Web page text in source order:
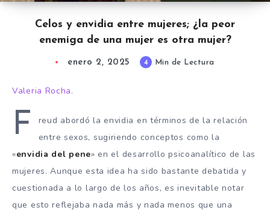
Celos y envidia entre mujeres; ¿la peor
enemiga de una mujer es otra mujer?
enero 2, 2025 4 Min de Lectura
Valeria Rocha.
F
reud abordó la envidia en términos de la relación
entre sexos, sugiriendo conceptos como la
«envidia del pene» en el desarrollo psicoanalítico de las
mujeres. Aunque esta idea ha sido bastante debatida y
cuestionada a lo largo de los años, es inevitable notar
que esto reflejaba nada más y nada menos que una